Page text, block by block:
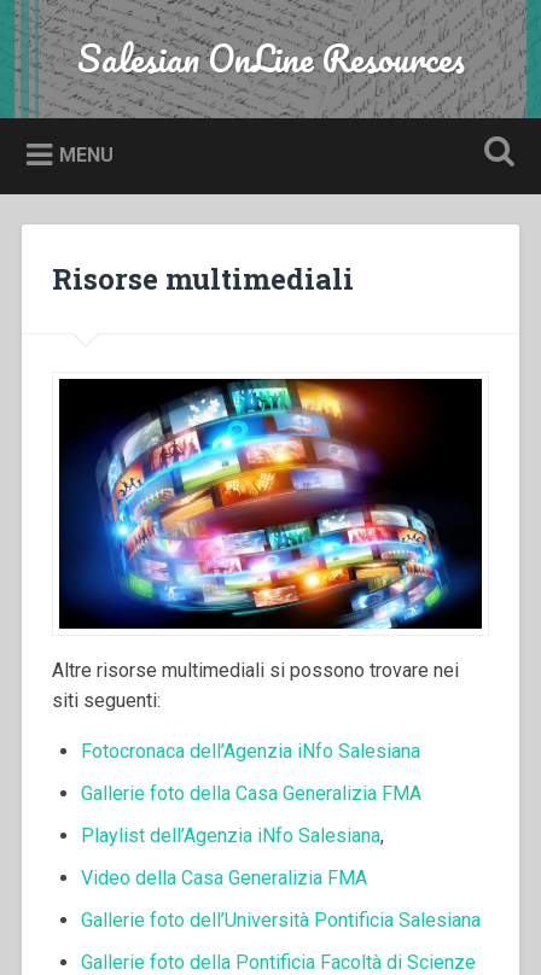
Skip
to
content
Search Salesian OnLine Resources
MENU
Risorse multimediali
Altre risorse multimediali si possono trovare nei
siti seguenti:
Fotocronaca dell’Agenzia iNfo Salesiana
Gallerie foto della Casa Generalizia FMA
Playlist dell’Agenzia iNfo Salesiana,
Video della Casa Generalizia FMA
Gallerie foto dell’Università Pontificia Salesiana
Gallerie foto della Pontificia Facoltà di Scienze